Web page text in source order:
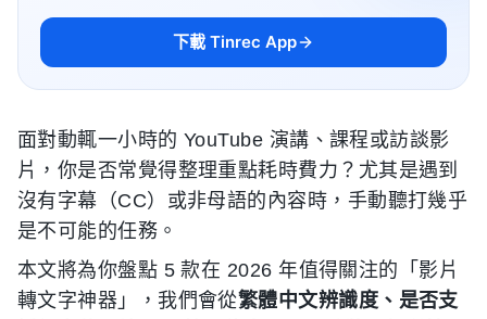
下載 Tinrec App
面對動輒一小時的 YouTube 演講、課程或訪談影
片，你是否常覺得整理重點耗時費力？尤其是遇到
沒有字幕（CC）或非母語的內容時，手動聽打幾乎
是不可能的任務。
本文將為你盤點 5 款在 2026 年值得關注的「影片
轉文字神器」，我們會從繁體中文辨識度、是否支